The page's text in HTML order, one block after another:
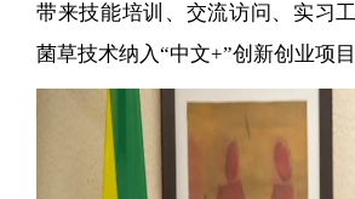
带来技能培训、交流访问、实习
菌草技术纳入“中文+”创新创业项目